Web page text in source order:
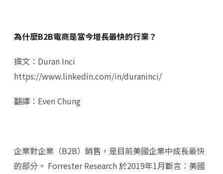
為什麼B2B電商是當今增長最快的行業？
撰文：Duran Inci
https://www.linkedin.com/in/duraninci/
翻譯：Even Chung
企業對企業（B2B）銷售，是目前美國企業中成長最快
的部分。 Forrester Research 於2019年1月斷言：美國